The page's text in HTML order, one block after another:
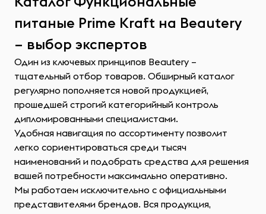
питаные Prime Kraft на Beautery
– выбор экспертов
Один из ключевых принципов Beautery –
тщательный отбор товаров. Обширный каталог
регулярно пополняется новой продукцией,
прошедшей строгий категорийный контроль
дипломированными специалистами.
Удобная навигация по ассортименту позволит
легко сориентироваться среди тысяч
наименований и подобрать средства для решения
вашей потребности максимально оперативно.
Мы работаем исключительно с официальными
представителями брендов. Вся продукция,